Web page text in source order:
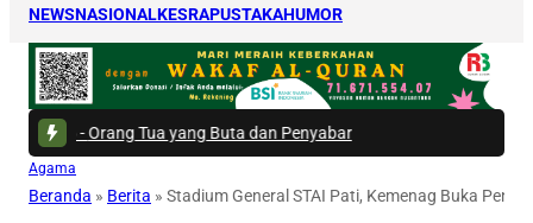
NEWSNASIONALKESRAPUSTAKAHUMOR
Tua yang Buta dan Penyabar
Agama
Beranda » Berita » Stadium General STAI Pati, Kemenag Buka